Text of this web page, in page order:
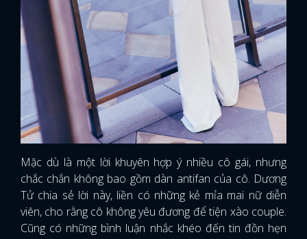
Mặc dù là một lời khuyên hợp ý nhiều cô gái, nhưng
chắc chắn không bao gồm dàn antifan của cô. Dương
Tử chia sẻ lời này, liền có những kẻ mỉa mai nữ diễn
viên, cho rằng cô không yêu đương để tiện xào couple.
Cũng có những bình luận nhắc khéo đến tin đồn hẹn